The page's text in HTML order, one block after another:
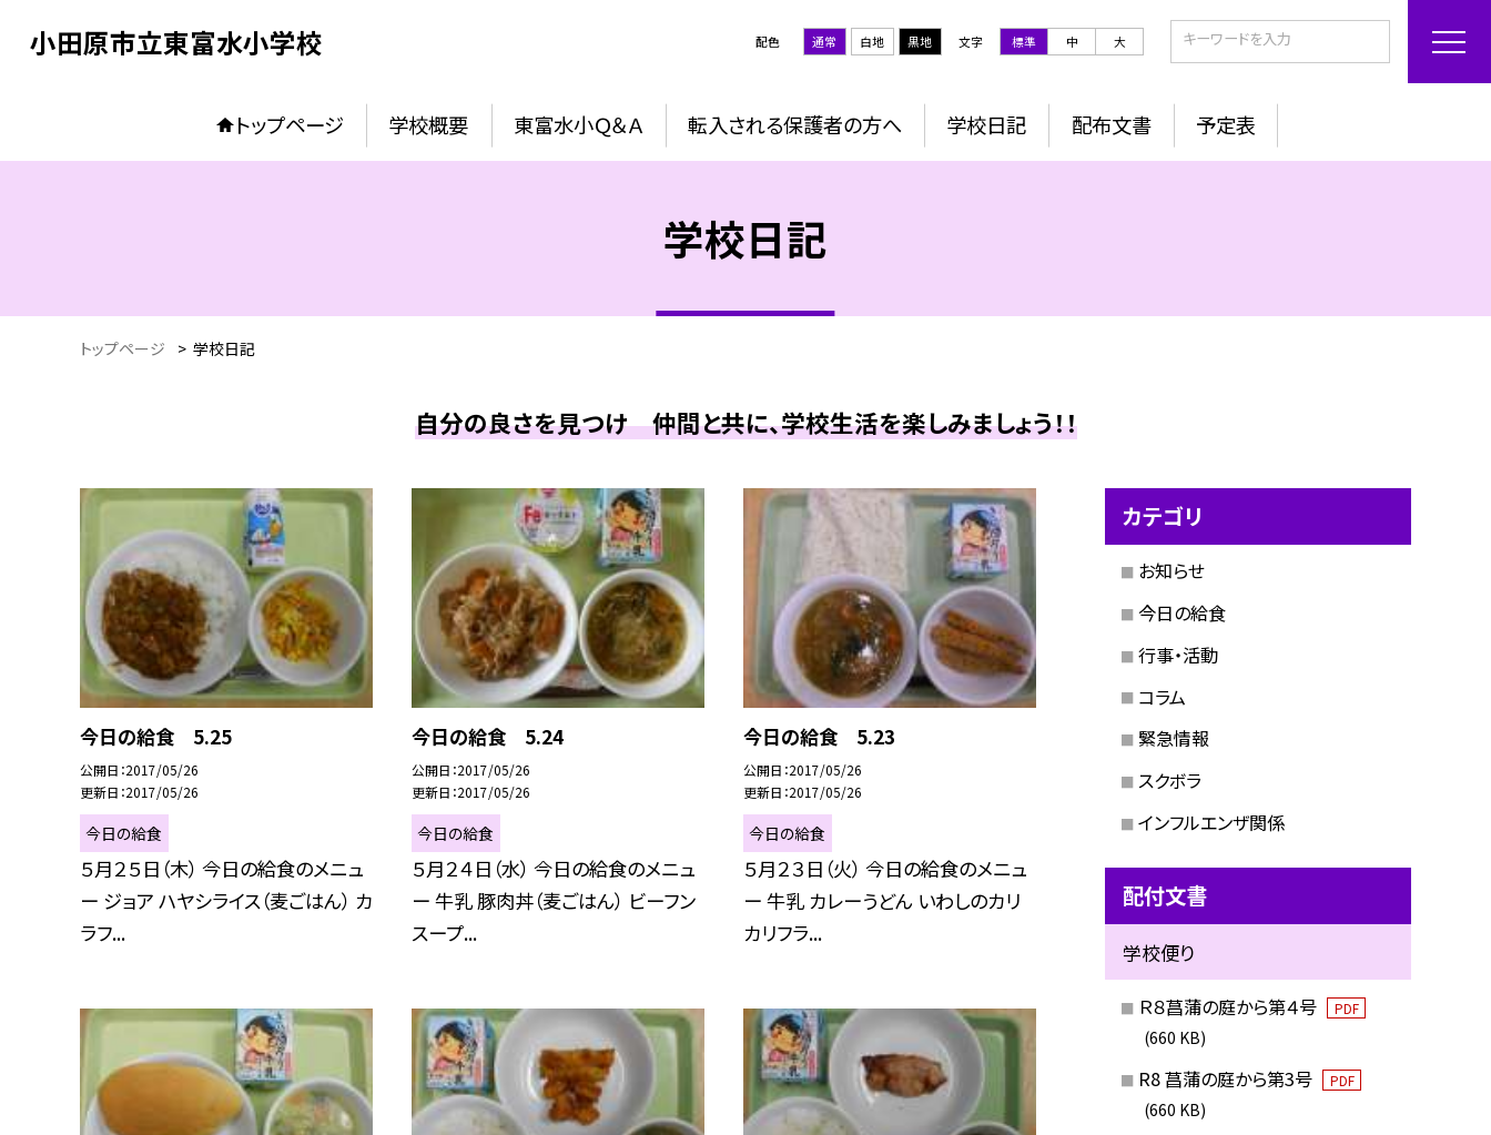
小田原市立東富水小学校 配色 通常 白地 黒地 文字 標準 中 大
トップページ 学校概要 東富水小Ｑ＆Ａ 転入される保護者の方へ 学校日記 配布文書 予定表
学校日記
トップページ > 学校日記
自分の良さを見つけ 仲間と共に、学校生活を楽しみましょう！！
今日の給食 5.25
公開日 2017/05/26
更新日 2017/05/26
今日の給食
５月２５日（木） 今日の給食のメニュ
ー ジョア ハヤシライス（麦ごはん） カ
ラフ...
今日の給食 5.24
公開日 2017/05/26
更新日 2017/05/26
今日の給食
５月２４日（水） 今日の給食のメニュ
ー 牛乳 豚肉丼（麦ごはん） ビーフン
スープ...
今日の給食 5.23
公開日 2017/05/26
更新日 2017/05/26
今日の給食
５月２３日（火） 今日の給食のメニュ
ー 牛乳 カレーうどん いわしのカリ
カリフラ...
カテゴリ
お知らせ
今日の給食
行事・活動
コラム
緊急情報
スクボラ
インフルエンザ関係
配付文書
学校便り
Ｒ８菖蒲の庭から第４号 PDF
(660 KB)
R8 菖蒲の庭から第3号 PDF
(660 KB)